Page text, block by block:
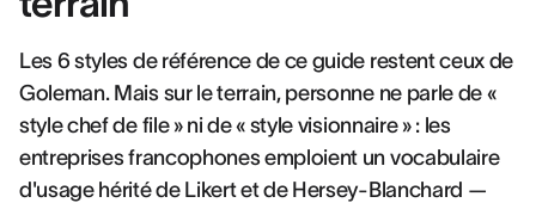
Les 6 styles de référence de ce guide restent ceux de
Goleman. Mais sur le terrain, personne ne parle de «
style chef de file » ni de « style visionnaire » : les
entreprises francophones emploient un vocabulaire
d'usage hérité de Likert et de Hersey-Blanchard —